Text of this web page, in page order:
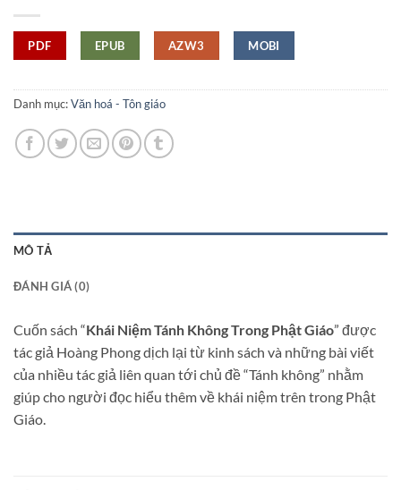
PDF EPUB AZW3 MOBI
Danh mục:Văn hoá - Tôn giáo
MÔ TẢ
ĐÁNH GIÁ (0)
Cuốn sách “Khái Niệm Tánh Không Trong Phật Giáo” được
tác giả Hoàng Phong dịch lại từ kinh sách và những bài viết
của nhiều tác giả liên quan tới chủ đề “Tánh không” nhằm
giúp cho người đọc hiểu thêm về khái niệm trên trong Phật
Giáo.